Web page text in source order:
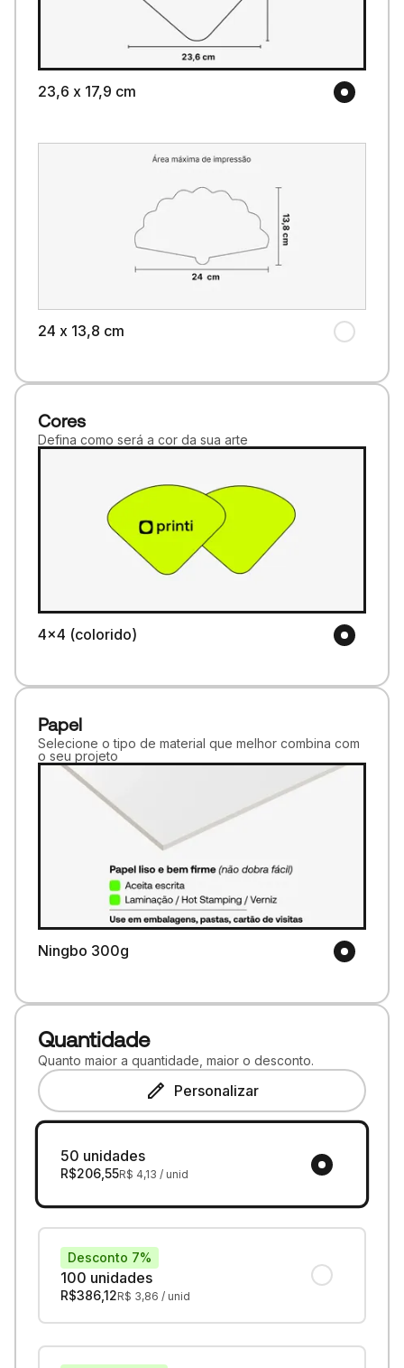
23,6 x 17,9 cm
24 x 13,8 cm
Cores
Defina como será a cor da sua arte
4x4 (colorido)
Papel
Selecione o tipo de material que melhor combina com
o seu projeto
Ningbo 300g
Quantidade
Quanto maior a quantidade, maior o desconto.
Personalizar
50 unidades
R$206,55R$ 4,13 / unid
100 unidades
Desconto 7%
R$386,12R$ 3,86 / unid